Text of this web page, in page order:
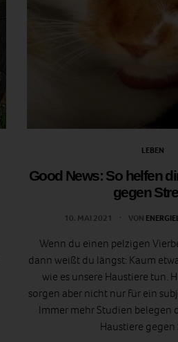
LEBEN
Good News: So helfen
gegen
10. MAI 2021 VON
Wenn du einen pelzigen
dann weißt du längst: Kaum
wie es unsere Haustiere tun.
sorgen aber nicht nur für ein
Immer mehr Studien belegen
Haustiere gegen